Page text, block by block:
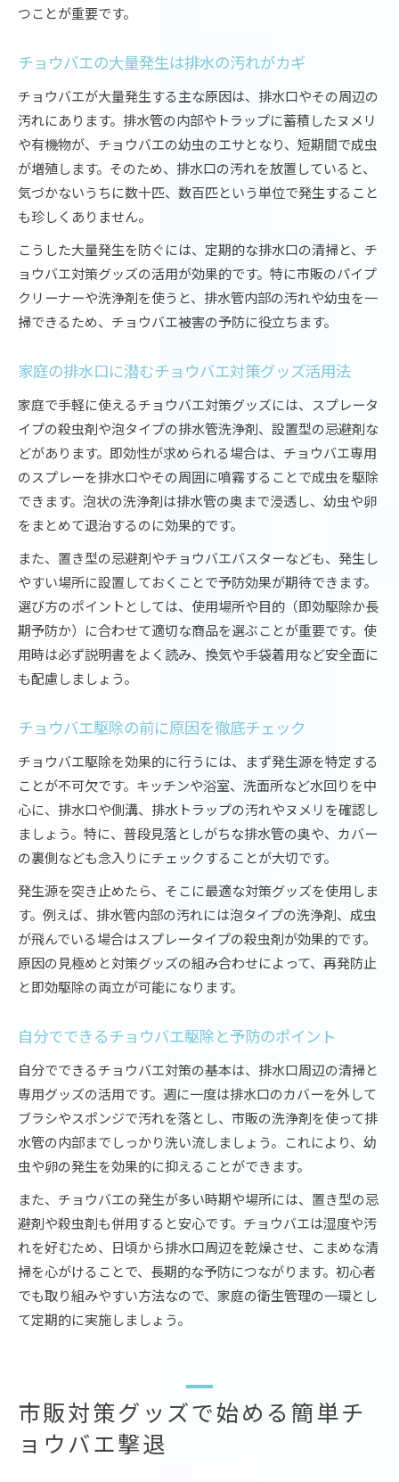
つことが重要です。
チョウバエの大量発生は排水の汚れがカギ
チョウバエが大量発生する主な原因は、排水口やその周辺の
汚れにあります。排水管の内部やトラップに蓄積したヌメリ
や有機物が、チョウバエの幼虫のエサとなり、短期間で成虫
が増殖します。そのため、排水口の汚れを放置していると、
気づかないうちに数十匹、数百匹という単位で発生すること
も珍しくありません。
こうした大量発生を防ぐには、定期的な排水口の清掃と、チ
ョウバエ対策グッズの活用が効果的です。特に市販のパイプ
クリーナーや洗浄剤を使うと、排水管内部の汚れや幼虫を一
掃できるため、チョウバエ被害の予防に役立ちます。
家庭の排水口に潜むチョウバエ対策グッズ活用法
家庭で手軽に使えるチョウバエ対策グッズには、スプレータ
イプの殺虫剤や泡タイプの排水管洗浄剤、設置型の忌避剤な
どがあります。即効性が求められる場合は、チョウバエ専用
のスプレーを排水口やその周囲に噴霧することで成虫を駆除
できます。泡状の洗浄剤は排水管の奥まで浸透し、幼虫や卵
をまとめて退治するのに効果的です。
また、置き型の忌避剤やチョウバエバスターなども、発生し
やすい場所に設置しておくことで予防効果が期待できます。
選び方のポイントとしては、使用場所や目的（即効駆除か長
期予防か）に合わせて適切な商品を選ぶことが重要です。使
用時は必ず説明書をよく読み、換気や手袋着用など安全面に
も配慮しましょう。
チョウバエ駆除の前に原因を徹底チェック
チョウバエ駆除を効果的に行うには、まず発生源を特定する
ことが不可欠です。キッチンや浴室、洗面所など水回りを中
心に、排水口や側溝、排水トラップの汚れやヌメリを確認し
ましょう。特に、普段見落としがちな排水管の奥や、カバー
の裏側なども念入りにチェックすることが大切です。
発生源を突き止めたら、そこに最適な対策グッズを使用しま
す。例えば、排水管内部の汚れには泡タイプの洗浄剤、成虫
が飛んでいる場合はスプレータイプの殺虫剤が効果的です。
原因の見極めと対策グッズの組み合わせによって、再発防止
と即効駆除の両立が可能になります。
自分でできるチョウバエ駆除と予防のポイント
自分でできるチョウバエ対策の基本は、排水口周辺の清掃と
専用グッズの活用です。週に一度は排水口のカバーを外して
ブラシやスポンジで汚れを落とし、市販の洗浄剤を使って排
水管の内部までしっかり洗い流しましょう。これにより、幼
虫や卵の発生を効果的に抑えることができます。
また、チョウバエの発生が多い時期や場所には、置き型の忌
避剤や殺虫剤も併用すると安心です。チョウバエは湿度や汚
れを好むため、日頃から排水口周辺を乾燥させ、こまめな清
掃を心がけることで、長期的な予防につながります。初心者
でも取り組みやすい方法なので、家庭の衛生管理の一環とし
て定期的に実施しましょう。
市販対策グッズで始める簡単チ
ョウバエ撃退